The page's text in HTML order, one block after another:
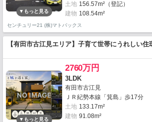
土地 156.57m²（登記）
建物 108.54m²
センチュリー21 (株)マトバックス
【有田市古江見エリア】子育て世帯にうれしい住
2760万円
3LDK
有田市古江見
ＪＲ紀勢本線「箕島」歩17分
土地 133.17m²
建物 91.08m²